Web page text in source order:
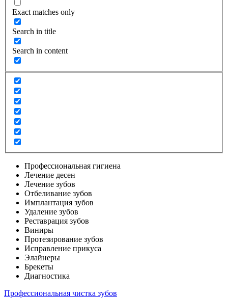
Exact matches only
Search in title
Search in content
Профессиональная гигиена
Лечение десен
Лечение зубов
Отбеливание зубов
Имплантация зубов
Удаление зубов
Реставрация зубов
Виниры
Протезирование зубов
Исправление прикуса
Элайнеры
Брекеты
Диагностика
Профессиональная чистка зубов